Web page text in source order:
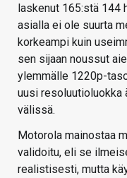
laskenut 165:stä 144
asialla ei ole suurta
korkeampi kuin
sen sijaan noussut
ylemmälle 1220p-
uusi resoluutioluokka
välissä.
Motorola mainostaa
validoitu, eli se
realistisesti, mutta